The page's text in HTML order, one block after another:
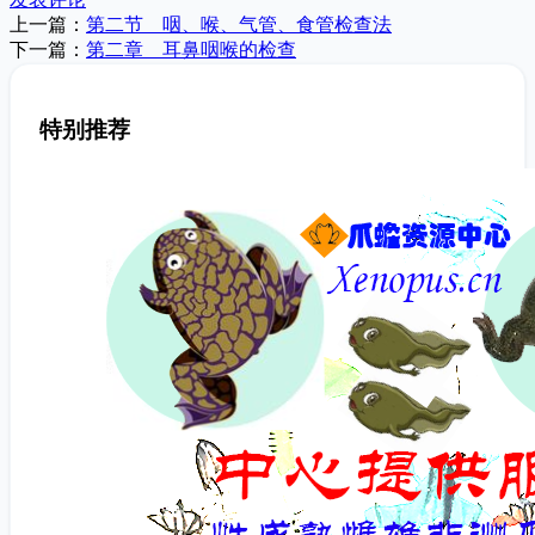
上一篇： 第二节 咽、喉、气管、食管检查法
下一篇： 第二章 耳鼻咽喉的检查
特别推荐